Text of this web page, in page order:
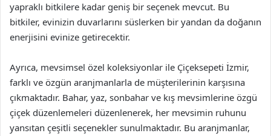
yapraklı bitkilere kadar geniş bir seçenek mevcut. Bu
bitkiler, evinizin duvarlarını süslerken bir yandan da doğanın
enerjisini evinize getirecektir.
Ayrıca, mevsimsel özel koleksiyonlar ile Çiçeksepeti İzmir,
farklı ve özgün aranjmanlarla de müşterilerinin karşısına
çıkmaktadır. Bahar, yaz, sonbahar ve kış mevsimlerine özgü
çiçek düzenlemeleri düzenlenerek, her mevsimin ruhunu
yansıtan çeşitli seçenekler sunulmaktadır. Bu aranjmanlar,